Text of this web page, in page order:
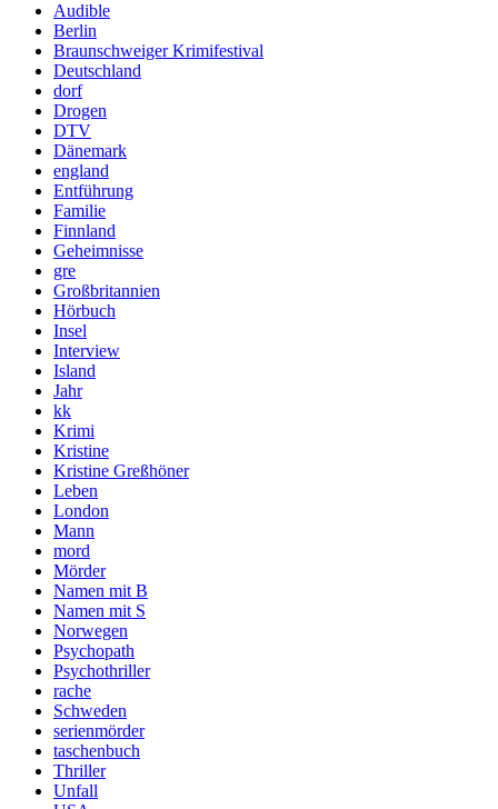
Audible
Berlin
Braunschweiger Krimifestival
Deutschland
dorf
Drogen
DTV
Dänemark
england
Entführung
Familie
Finnland
Geheimnisse
gre
Großbritannien
Hörbuch
Insel
Interview
Island
Jahr
kk
Krimi
Kristine
Kristine Greßhöner
Leben
London
Mann
mord
Mörder
Namen mit B
Namen mit S
Norwegen
Psychopath
Psychothriller
rache
Schweden
serienmörder
taschenbuch
Thriller
Unfall